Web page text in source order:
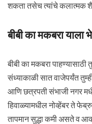
शकता तसेच त्यांचे कलात्मक
बीबी का मकबरा याला
बीबी का मकबरा
संध्याकाळी सात वाजेपर्यंत
आणि छत्रपती संभाजी नगर
हिवाळ्यामधील नोव्हेंबर ते
तापमान सुद्धा कमी असते व